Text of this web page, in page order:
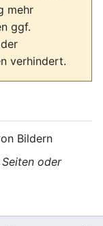
mehr
ggf.
verhindert.
Bildern
oder